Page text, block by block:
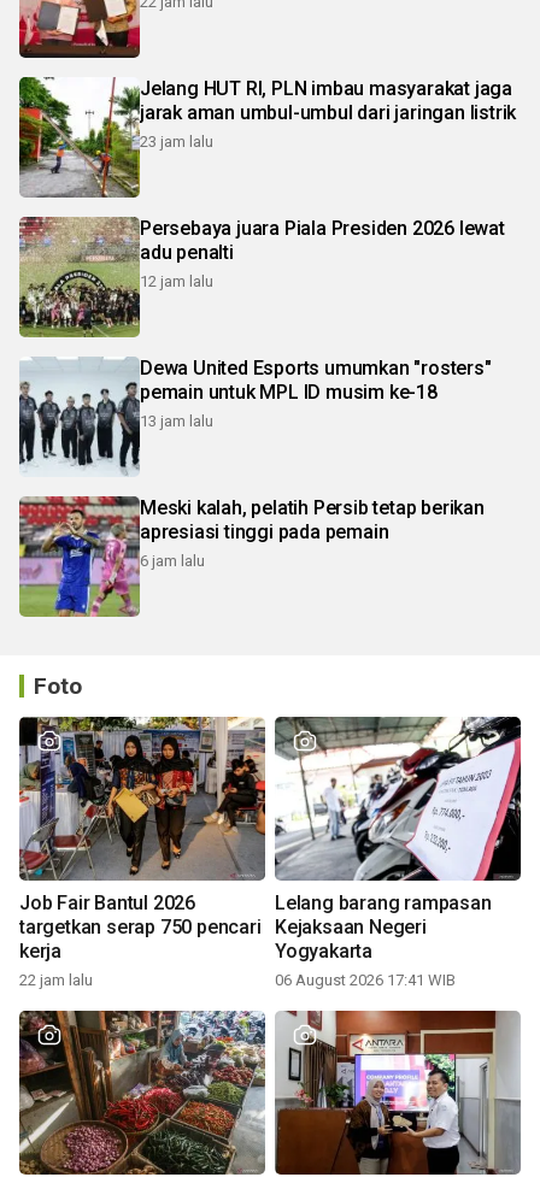
Jelang HUT RI, PLN imbau masyarakat jaga
jarak aman umbul-umbul dari jaringan listrik
23 jam lalu
Persebaya juara Piala Presiden 2026 lewat
adu penalti
12 jam lalu
Dewa United Esports umumkan "rosters"
pemain untuk MPL ID musim ke-18
13 jam lalu
Meski kalah, pelatih Persib tetap berikan
apresiasi tinggi pada pemain
6 jam lalu
Foto
Job Fair Bantul 2026
targetkan serap 750 pencari
kerja
22 jam lalu
Lelang barang rampasan
Kejaksaan Negeri
Yogyakarta
06 August 2026 17:41 WIB